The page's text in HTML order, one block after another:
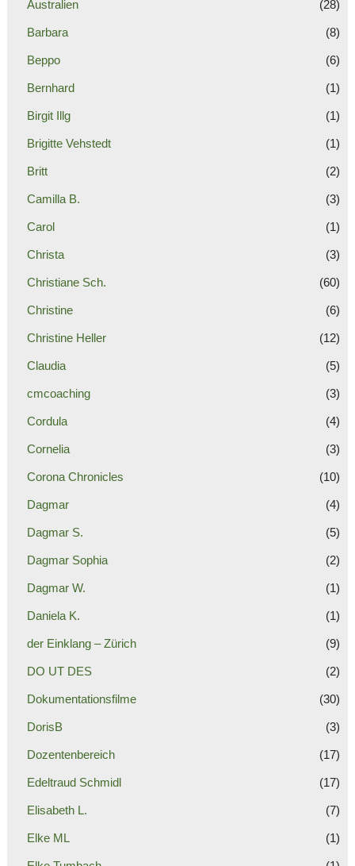
Australien (28)
Barbara (8)
Beppo (6)
Bernhard (1)
Birgit Illg (1)
Brigitte Vehstedt (1)
Britt (2)
Camilla B. (3)
Carol (1)
Christa (3)
Christiane Sch. (60)
Christine (6)
Christine Heller (12)
Claudia (5)
cmcoaching (3)
Cordula (4)
Cornelia (3)
Corona Chronicles (10)
Dagmar (4)
Dagmar S. (5)
Dagmar Sophia (2)
Dagmar W. (1)
Daniela K. (1)
der Einklang – Zürich (9)
DO UT DES (2)
Dokumentationsfilme (30)
DorisB (3)
Dozentenbereich (17)
Edeltraud Schmidl (17)
Elisabeth L. (7)
Elke ML (1)